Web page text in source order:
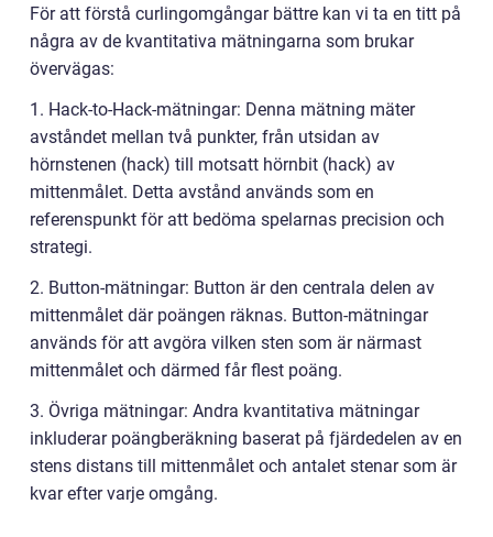
För att förstå curlingomgångar bättre kan vi ta en titt på
några av de kvantitativa mätningarna som brukar
övervägas:
1. Hack-to-Hack-mätningar: Denna mätning mäter
avståndet mellan två punkter, från utsidan av
hörnstenen (hack) till motsatt hörnbit (hack) av
mittenmålet. Detta avstånd används som en
referenspunkt för att bedöma spelarnas precision och
strategi.
2. Button-mätningar: Button är den centrala delen av
mittenmålet där poängen räknas. Button-mätningar
används för att avgöra vilken sten som är närmast
mittenmålet och därmed får flest poäng.
3. Övriga mätningar: Andra kvantitativa mätningar
inkluderar poängberäkning baserat på fjärdedelen av en
stens distans till mittenmålet och antalet stenar som är
kvar efter varje omgång.